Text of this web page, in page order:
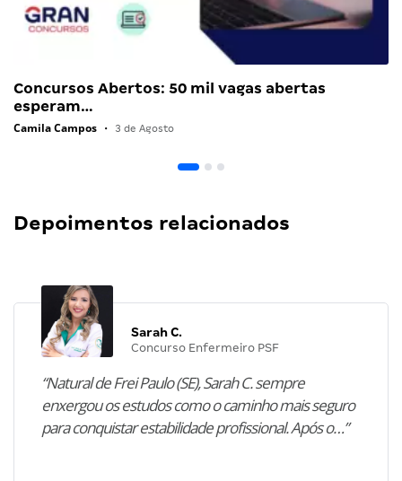
Concursos Abertos: 50 mil vagas abertas
esperam…
Camila Campos • 3 de Agosto
Depoimentos relacionados
Sarah C.
Concurso Enfermeiro PSF
“Natural de Frei Paulo (SE), Sarah C. sempre
enxergou os estudos como o caminho mais seguro
para conquistar estabilidade profissional. Após o…”